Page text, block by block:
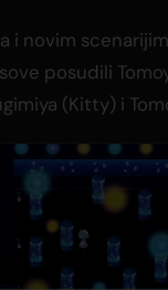
i novim
posudili
(Kitty) i